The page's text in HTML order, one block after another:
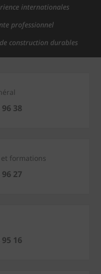
internationales
professionnel
construction durables
38
formations
27
16